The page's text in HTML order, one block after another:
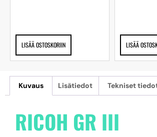
LISÄÄ OSTOSKORIIN LISÄÄ
Kuvaus Lisätiedot Tekniset
RICOH GR III